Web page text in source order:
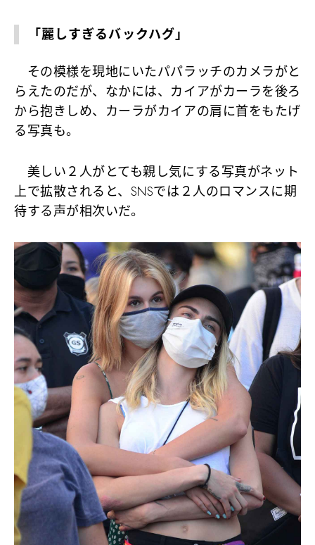
「麗しすぎるバックハグ」
その模様を現地にいたパパラッチのカメラがと
らえたのだが、なかには、カイアがカーラを後ろ
から抱きしめ、カーラがカイアの肩に首をもたげ
る写真も。
美しい２人がとても親し気にする写真がネット
上で拡散されると、SNSでは２人のロマンスに期
待する声が相次いだ。